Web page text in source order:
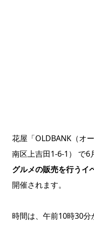
花屋「OLDBANK（オ
南区上吉田1-6-1） で6
グルメの販売を行う
開催されます。
時間は、午前10時30分